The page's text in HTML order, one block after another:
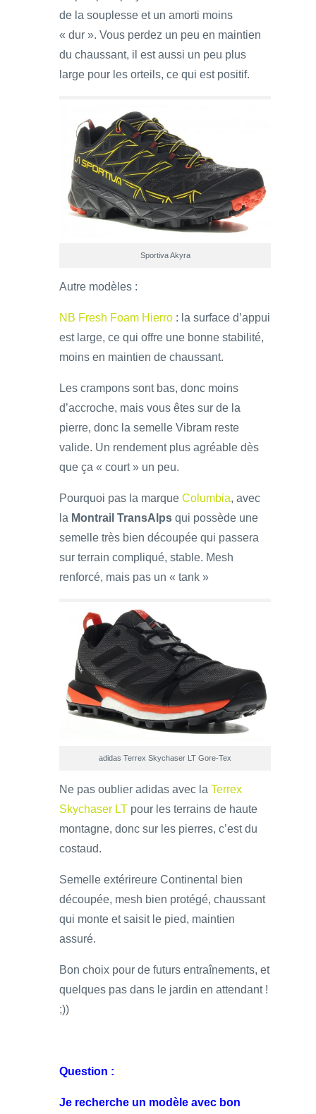
de la souplesse et un amorti moins
« dur ». Vous perdez un peu en maintien
du chaussant, il est aussi un peu plus
large pour les orteils, ce qui est positif.
Sportiva Akyra
Autre modèles :
NB Fresh Foam Hierro : la surface d’appui
est large, ce qui offre une bonne stabilité,
moins en maintien de chaussant.
Les crampons sont bas, donc moins
d’accroche, mais vous êtes sur de la
pierre, donc la semelle Vibram reste
valide. Un rendement plus agréable dès
que ça « court » un peu.
Pourquoi pas la marque Columbia, avec
la Montrail TransAlps qui possède une
semelle très bien découpée qui passera
sur terrain compliqué, stable. Mesh
renforcé, mais pas un « tank »
adidas Terrex Skychaser LT Gore-Tex
Ne pas oublier adidas avec la Terrex
Skychaser LT pour les terrains de haute
montagne, donc sur les pierres, c’est du
costaud.
Semelle extérireure Continental bien
découpée, mesh bien protégé, chaussant
qui monte et saisit le pied, maintien
assuré.
Bon choix pour de futurs entraînements, et
quelques pas dans le jardin en attendant !
;))
Question :
Je recherche un modèle avec bon